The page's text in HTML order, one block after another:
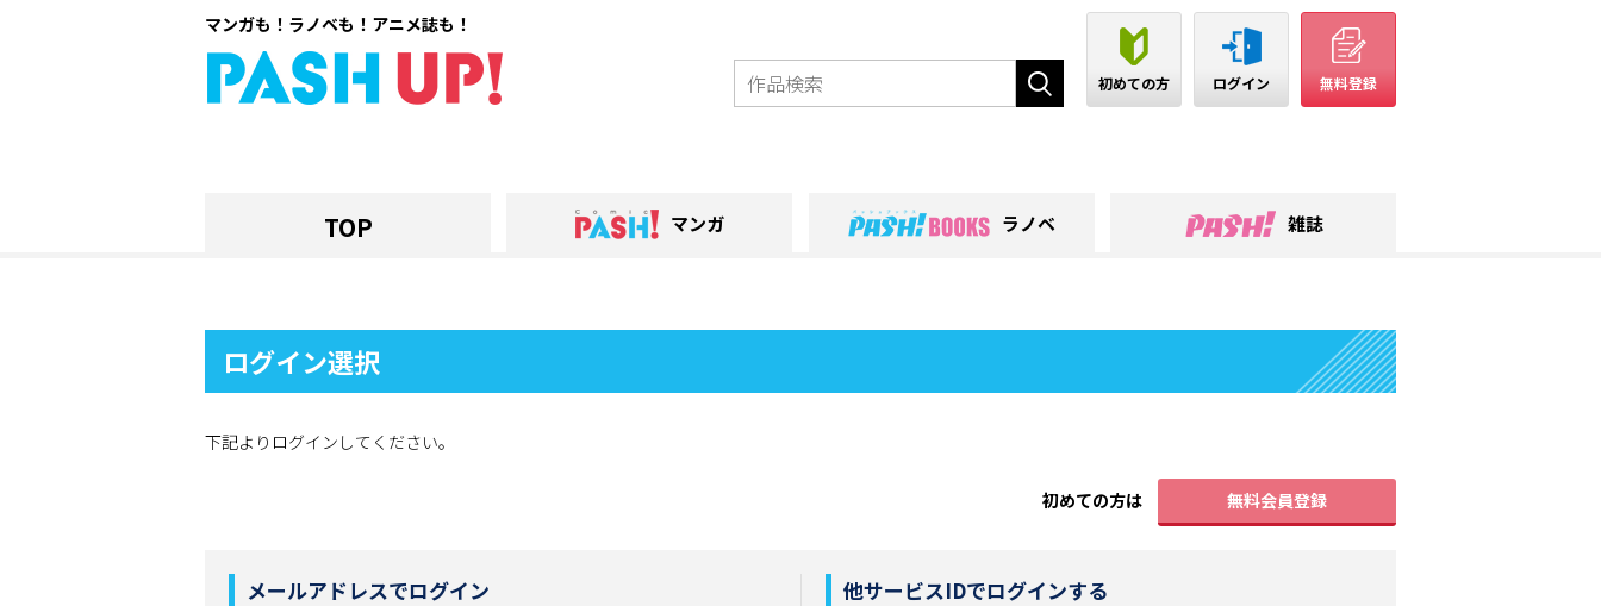
マンガも！ラノベも！アニメ誌も！
初めての方 ログイン 無料登録
TOP マンガ ラノベ 雑誌
ログイン選択
下記よりログインしてください。
初めての方は 無料会員登録
メールアドレスでログイン 他サービスIDでログインする